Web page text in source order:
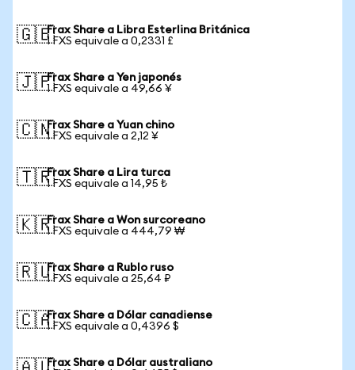
🇬🇧Frax Share a Libra Esterlina Británica
1 FXS equivale a 0,2331 £
🇯🇵Frax Share a Yen japonés
1 FXS equivale a 49,66 ¥
🇨🇳Frax Share a Yuan chino
1 FXS equivale a 2,12 ¥
🇹🇷Frax Share a Lira turca
1 FXS equivale a 14,95 ₺
🇰🇷Frax Share a Won surcoreano
1 FXS equivale a 444,79 ₩
🇷🇺Frax Share a Rublo ruso
1 FXS equivale a 25,64 ₽
🇨🇦Frax Share a Dólar canadiense
1 FXS equivale a 0,4396 $
Frax Share a Dólar australiano